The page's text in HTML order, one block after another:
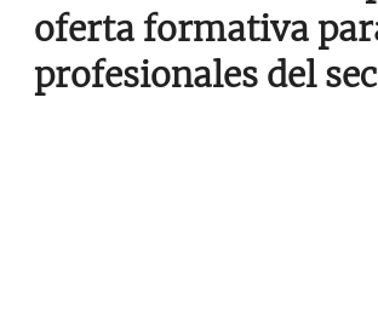
oferta formativa
profesionales del